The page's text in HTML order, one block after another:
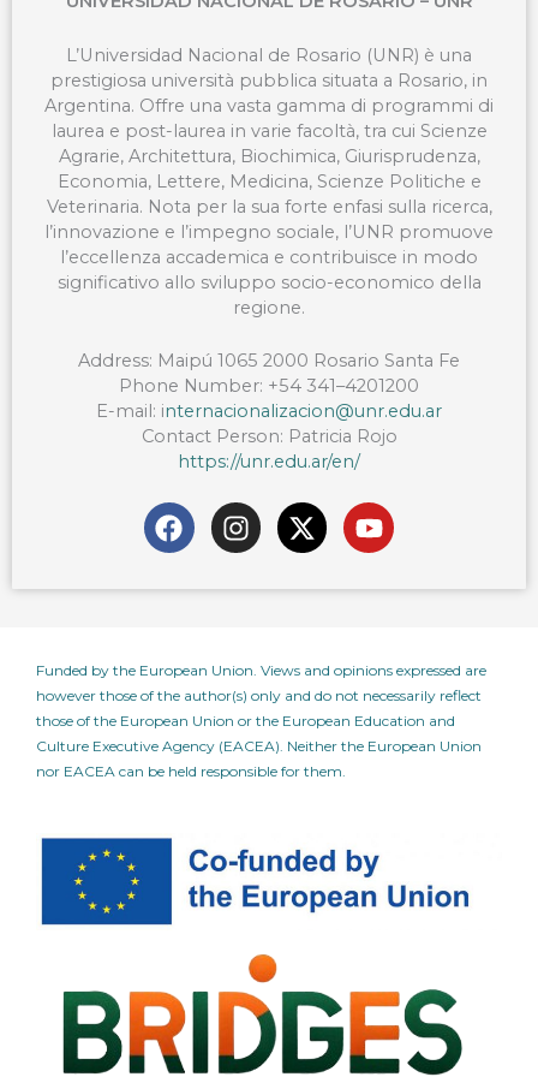
L’Universidad Nacional de Rosario (UNR) è una
prestigiosa università pubblica situata a Rosario, in
Argentina. Offre una vasta gamma di programmi di
laurea e post-laurea in varie facoltà, tra cui Scienze
Agrarie, Architettura, Biochimica, Giurisprudenza,
Economia, Lettere, Medicina, Scienze Politiche e
Veterinaria. Nota per la sua forte enfasi sulla ricerca,
l’innovazione e l’impegno sociale, l’UNR promuove
l’eccellenza accademica e contribuisce in modo
significativo allo sviluppo socio-economico della
regione.
Address: Maipú 1065 2000 Rosario Santa Fe
Phone Number: +54 341–4201200
E-mail: internacionalizacion@unr.edu.ar
Contact Person: Patricia Rojo
https://unr.edu.ar/en/
F
a
e
o
k
I
n
t
r
a
m
X
-
w
t
e
r
Y
o
t
e
Funded by the European Union. Views and opinions expressed are
however those of the author(s) only and do not necessarily reflect
those of the European Union or the European Education and
Culture Executive Agency (EACEA). Neither the European Union
nor EACEA can be held responsible for them.